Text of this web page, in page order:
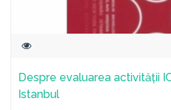
Despre evaluarea activității
Istanbul